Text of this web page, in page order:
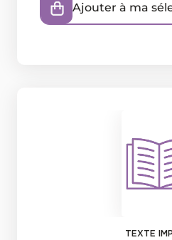
Ajouter à ma
TEXTE